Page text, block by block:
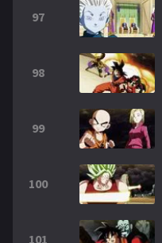
97
98
99
100
101